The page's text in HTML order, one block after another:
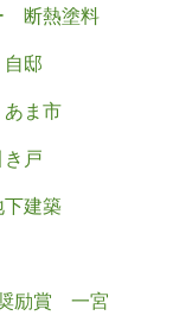
断熱塗料
自邸
あま市
き戸
下建築
励賞
一宮